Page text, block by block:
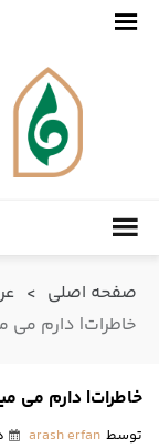
صفحه اصلی >
خاطرات| دارم
خاطرات| دارم می
توسط arash erfan